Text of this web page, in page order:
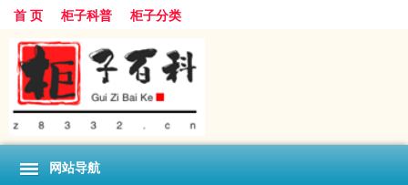
首 页 柜子科普 柜子分类
网站导航